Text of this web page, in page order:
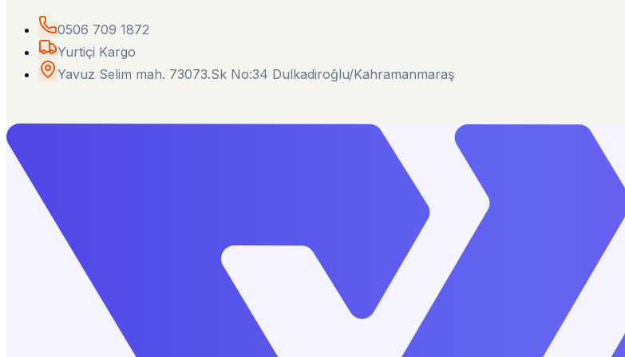
0506 709 1872
Yurtiçi Kargo
Yavuz Selim mah. 73073.Sk No:34 Dulkadiroğlu/Kahramanmaraş